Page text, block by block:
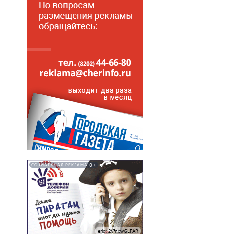
СОЦИАЛЬНАЯ РЕКЛАМА 0+
erid: 2VfnxwGLFAR